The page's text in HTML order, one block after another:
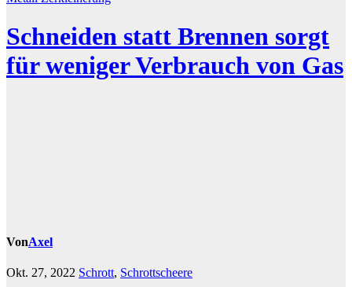
Schneiden statt Brennen sorgt
für weniger Verbrauch von Gas
VonAxel
Okt. 27, 2022 Schrott, Schrottscheere